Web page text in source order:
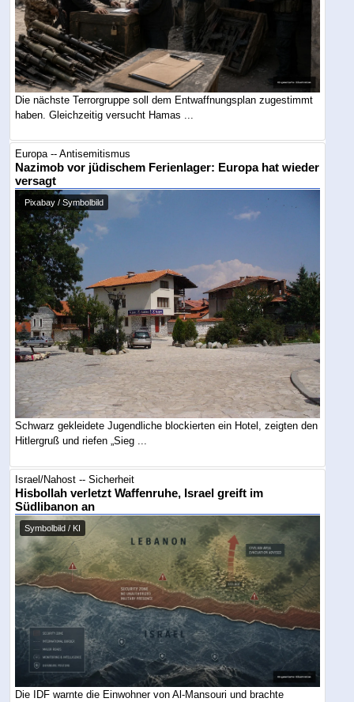
Die nächste Terrorgruppe soll dem Entwaffnungsplan zugestimmt
haben. Gleichzeitig versucht Hamas ...
Europa -- Antisemitismus
Nazimob vor jüdischem Ferienlager: Europa hat wieder
versagt
Pixabay / Symbolbild
Schwarz gekleidete Jugendliche blockierten ein Hotel, zeigten den
Hitlergruß und riefen „Sieg ...
Israel/Nahost -- Sicherheit
Hisbollah verletzt Waffenruhe, Israel greift im
Südlibanon an
Symbolbild / KI
Die IDF warnte die Einwohner von Al-Mansouri und brachte